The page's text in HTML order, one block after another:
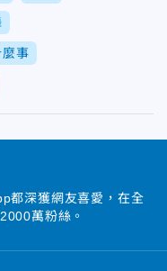
事
都深獲網友喜愛，在全
萬粉絲。